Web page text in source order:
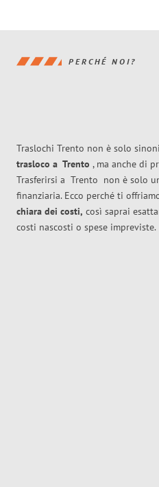
PERCHÉ NOI?
Traslochi Trento non è solo
trasloco a Trento , ma anche di
Trasferirsi a Trento non è solo
finanziaria. Ecco perché ti
chiara dei costi, così saprai
costi nascosti o spese impreviste.